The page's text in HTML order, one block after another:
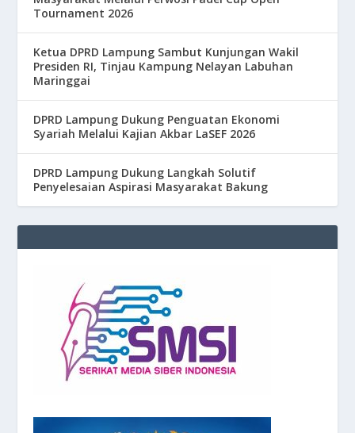
Tournament 2026
Ketua DPRD Lampung Sambut Kunjungan Wakil
Presiden RI, Tinjau Kampung Nelayan Labuhan
Maringgai
DPRD Lampung Dukung Penguatan Ekonomi
Syariah Melalui Kajian Akbar LaSEF 2026
DPRD Lampung Dukung Langkah Solutif
Penyelesaian Aspirasi Masyarakat Bakung